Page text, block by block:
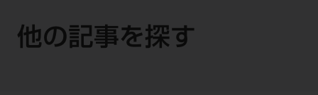
他の記事を探す